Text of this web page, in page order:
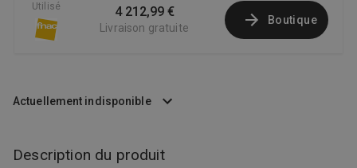
Utilisé 4 212,99 €
Livraison gratuite
Boutique
Actuellement indisponible
Description du produit